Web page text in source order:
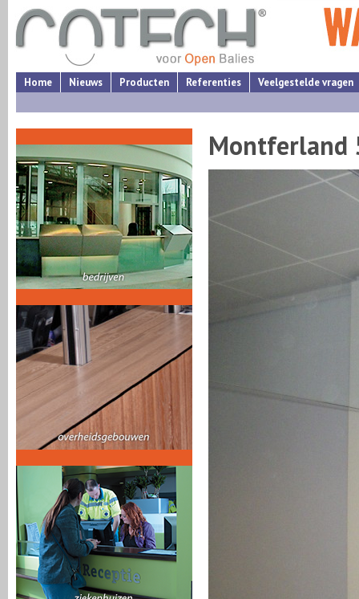
Home Nieuws Producten Referenties Veelgestelde vragen
Montferland